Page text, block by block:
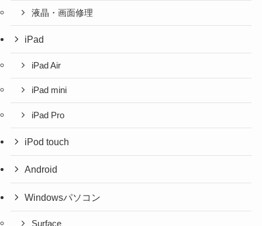
液晶・画面修理
iPad
iPad Air
iPad mini
iPad Pro
iPod touch
Android
Windowsパソコン
Surface